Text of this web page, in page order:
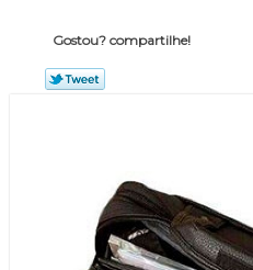
Gostou? compartilhe!